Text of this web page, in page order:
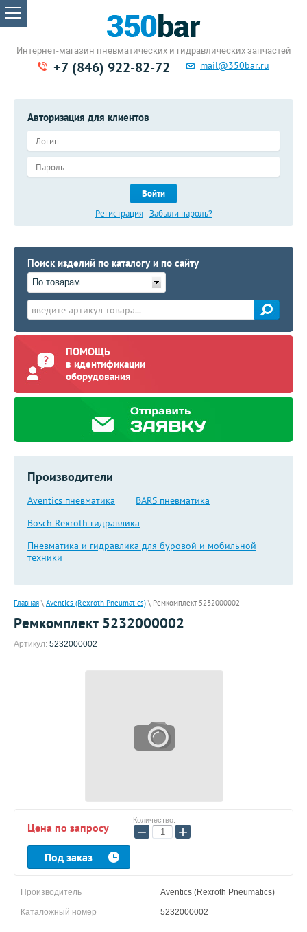
Интернет-магазин пневматическихи гидравлических запчастей
+7 (846) 922-82-72 mail@350bar.ru
Авторизация для клиентов
Войти
Регистрация Забыли пароль?
Поиск изделий по каталогу и по сайту
По товарам
ПОМОЩЬ
в идентификации
оборудования
Производители
Aventics пневматика
BARS пневматика
Bosch Rexroth гидравлика
Пневматика и гидравлика для буровой и мобильной
техники
Главная\ Aventics (Rexroth Pneumatics)\ Ремкомплект 5232000002
Ремкомплект 5232000002
Артикул: 5232000002
Цена по запросу
Количество:
− +
Под заказ
Производитель Aventics (Rexroth Pneumatics)
Каталожный номер 5232000002